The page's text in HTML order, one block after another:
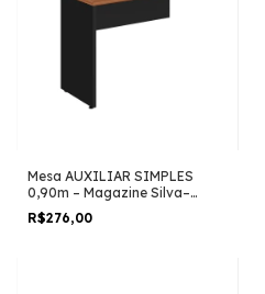
Mesa AUXILIAR SIMPLES
0,90m – Magazine Silva–
NOGAL SEVILHA / PRETO –
21419
R$276,00